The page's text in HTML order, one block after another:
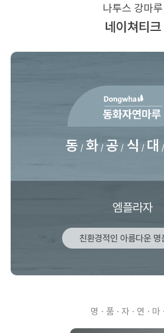
루
나투스 강마루
네이쳐티크
동 화 공 식 대
엠플라자
친환경적인 아름다운 명
명ㆍ품ㆍ자ㆍ연ㆍ마